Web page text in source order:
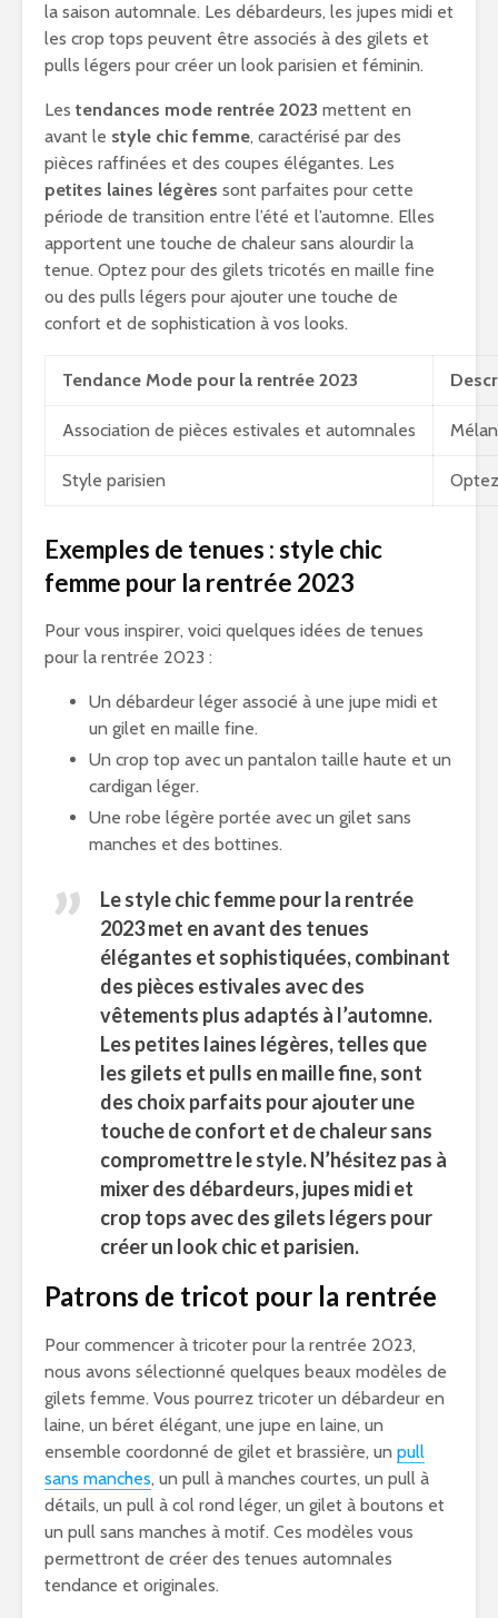
la saison automnale. Les débardeurs, les jupes midi et
les crop tops peuvent être associés à des gilets et
pulls légers pour créer un look parisien et féminin.
Les tendances mode rentrée 2023 mettent en
avant le style chic femme, caractérisé par des
pièces raffinées et des coupes élégantes. Les
petites laines légères sont parfaites pour cette
période de transition entre l’été et l’automne. Elles
apportent une touche de chaleur sans alourdir la
tenue. Optez pour des gilets tricotés en maille fine
ou des pulls légers pour ajouter une touche de
confort et de sophistication à vos looks.
Tendance Mode pour la rentrée 2023
Association de pièces estivales et automnales
Style parisien
Exemples de tenues : style chic
femme pour la rentrée 2023
Pour vous inspirer, voici quelques idées de tenues
pour la rentrée 2023 :
Un débardeur léger associé à une jupe midi et
un gilet en maille fine.
Un crop top avec un pantalon taille haute et un
cardigan léger.
Une robe légère portée avec un gilet sans
manches et des bottines.
Lestyle chic femmepour la rentrée
2023 met en avant des tenues
élégantes et sophistiquées, combinant
des pièces estivales avec des
vêtements plus adaptés à l’automne.
Les petites laines légères, telles que
les gilets et pulls en maille fine, sont
des choix parfaits pour ajouter une
touche de confort et de chaleur sans
compromettre le style. N’hésitez pas à
mixer des débardeurs, jupes midi et
crop tops avec des gilets légers pour
créer un look chic et parisien.
Patrons de tricot pour la rentrée
Pour commencer à tricoter pour la rentrée 2023,
nous avons sélectionné quelques beaux modèles de
gilets femme. Vous pourrez tricoter un débardeur en
laine, un béret élégant, une jupe en laine, un
ensemble coordonné de gilet et brassière, un pull
sans manches, un pull à manches courtes, un pull à
détails, un pull à col rond léger, un gilet à boutons et
un pull sans manches à motif. Ces modèles vous
permettront de créer des tenues automnales
tendance et originales.